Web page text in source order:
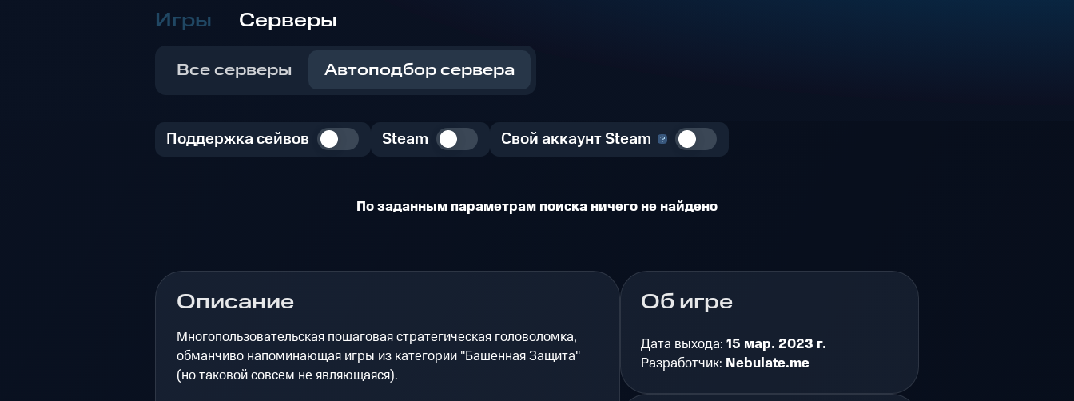
Игры Серверы
Все серверы Автоподбор сервера
Поддержка сейвов Steam Свой аккаунт Steam
По заданным параметрам поиска ничего не найдено
Описание
Многопользовательская пошаговая стратегическая головоломка,
обманчиво напоминающая игры из категории "Башенная Защита"
(но таковой совсем не являющаяся).
Об игре
Дата выхода:15 мар. 2023 г.
Разработчик: Nebulate.me